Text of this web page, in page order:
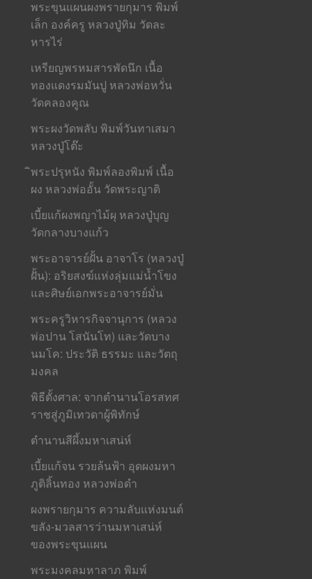
พระขุนแผนผงพรายกุมาร พิมพ์
เล็ก องค์ครู หลวงปู่ทิม วัดละ
หารไร่
เหรียญพรหมสารพัดนึก เนื้อ
ทองแดงรมมันปู หลวงพ่อหวั่น
วัดคลองคูณ
พระผงวัดพลับ พิมพ์วันทาเสมา
หลวงปู่โต๊ะ
ิพระปรุหนัง พิมพ์ลองพิมพ์ เนื้อ
ผง หลวงพ่ออั้น วัดพระญาติ
เบี้ยแก้ผงพญาไม้ผุ หลวงปู่บุญ
วัดกลางบางแก้ว
พระอาจารย์ฝั้น อาจาโร (หลวงปู่
ฝั้น): อริยสงฆ์แห่งลุ่มแม่น้ำโขง
และศิษย์เอกพระอาจารย์มั่น
พระครูวิหารกิจจานุการ (หลวง
พ่อปาน โสนันโท) และวัดบาง
นมโค: ประวัติ ธรรมะ และวัตถุ
มงคล
พิธีตั้งศาล: จากตำนานโอรสทศ
ราชสู่ภูมิเทวดาผู้พิทักษ์
ตำนานสีผึ้งมหาเสน่ห์
เบี้ยแก้จน รวยล้นฟ้า อุดผงมหา
ภูติลิ้นทอง หลวงพ่อดำ
ผงพรายกุมาร ความลับแห่งมนต์
ขลัง-มวลสารว่านมหาเสน่ห์
ของพระขุนแผน
พระมงคลมหาลาภ พิมพ์